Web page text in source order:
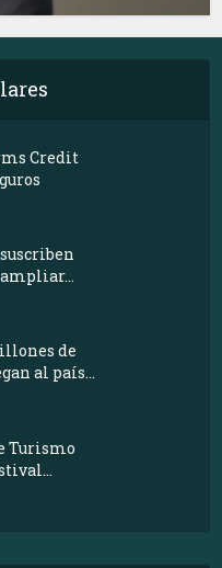
Credit
de
al país...
Turismo